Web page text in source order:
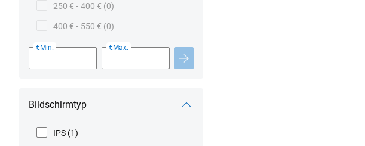
250 € - 400 € (0)
400 € - 550 € (0)
€Min. €Max.
Bildschirmtyp
IPS (1)